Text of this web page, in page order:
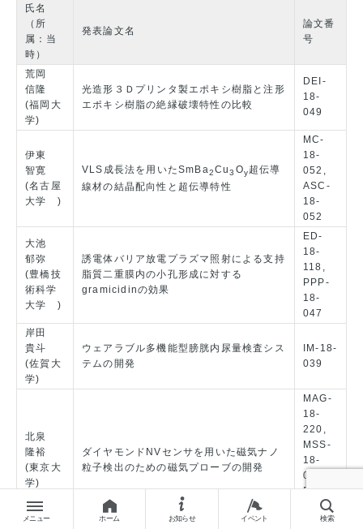
メニュー ホーム お知らせ イベント 検索
氏名
（所
属：当
時）
発表論文名
論文番
号
荒岡
信隆
(福岡大
学)
光造形３Ｄプリンタ製エポキシ樹脂と注形
エポキシ樹脂の絶縁破壊特性の比較
DEI-
18-
049
伊東
智寛
(名古屋
大学 )
VLS成長法を用いたSmBa2Cu3 Oy超伝導
線材の結晶配向性と超伝導特性
MC-
18-
052,
ASC-
18-
052
大池
郁弥
(豊橋技
術科学
大学 )
誘電体バリア放電プラズマ照射による支持
脂質二重膜内の小孔形成に対する
gramicidinの効果
ED-
18-
118,
PPP-
18-
047
岸田
貴斗
(佐賀大
学)
ウェアラブル多機能型膀胱内尿量検査シス
テムの開発
IM-18-
039
北泉
隆裕
(東京大
学)
ダイヤモンドNVセンサを用いた磁気ナノ
粒子検出のための磁気プローブの開発
MAG-
18-
220,
MSS-
18-
046,
BMS-
18-
072